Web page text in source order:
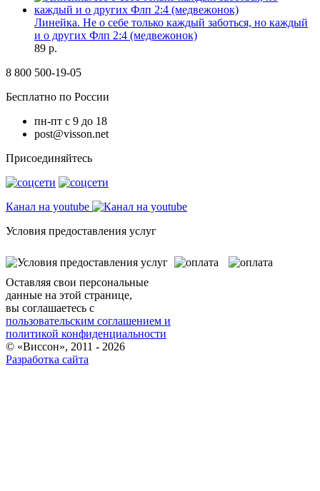
Линейка. Не о себе только каждый заботься, но каждый
и о других Флп 2:4 (медвежонок)
89 р.
8 800 500-19-05
Бесплатно по России
пн-пт с 9 до 18
post@visson.net
Присоединяйтесь
Канал на youtube
Условия предоставления услуг
Оставляя свои персональные
данные на этой странице,
вы соглашаетесь с
пользовательским соглашением и
политикой конфиденциальности
© «Виссон», 2011 - 2026
Разработка сайта